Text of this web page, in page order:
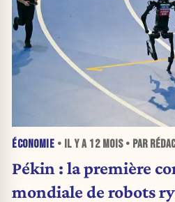
ÉCONOMIE • IL Y A 12 MOIS• PAR
Pékin : la première
mondiale de robots